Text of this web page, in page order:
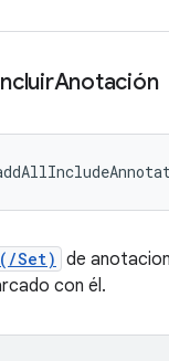
Anotación
Set) de
con él.